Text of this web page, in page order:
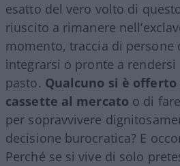
esatto del vero volto di
riuscito a rimanere
momento, traccia di persone
integrarsi o pronte a
pasto. Qualcuno si è
cassette al mercato o di
per sopravvivere
decisione burocratica? E
Perché se si vive di solo